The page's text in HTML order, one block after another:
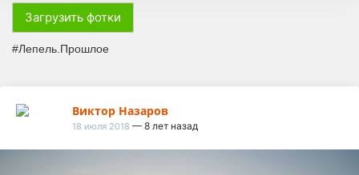
Загрузить фотки
#Лепель.Прошлое
Виктор Назаров
18 июля 2018 — 8 лет назад